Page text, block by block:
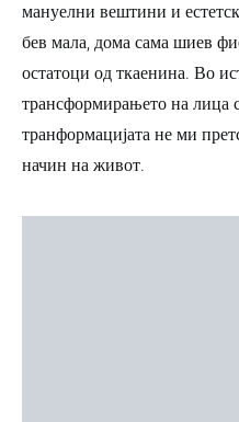
мануелни вештини и
бев мала, дома сама шиев
остатоци од ткаенина. Во
трансформирањето на лица
транформацијата не ми
начин на живот.